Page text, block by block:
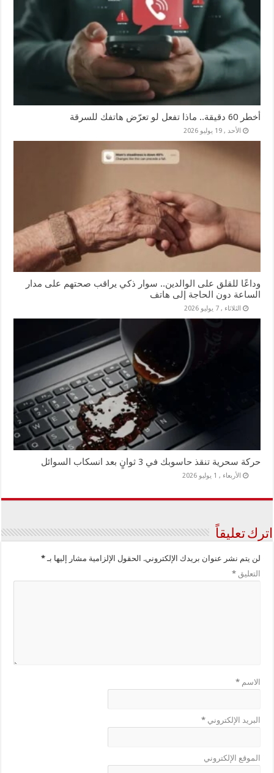
أخطر 60 دقيقة.. ماذا تفعل لو تعرّض هاتفك للسرقة
الأحد , 19 يوليو 2026
وداعًا للقلق على الوالدين.. سوار ذكي يراقب صحتهم على مدار
الساعة دون الحاجة إلى هاتف
الثلاثاء , 7 يوليو 2026
حركة سحرية تنقذ حاسوبك في 3 ثوانٍ بعد انسكاب السوائل
الأربعاء , 1 يوليو 2026
اترك تعليقاً
لن يتم نشر عنوان بريدك الإلكتروني. الحقول الإلزامية مشار إليها بـ*
التعليق*
الاسم*
البريد الإلكتروني*
الموقع الإلكتروني